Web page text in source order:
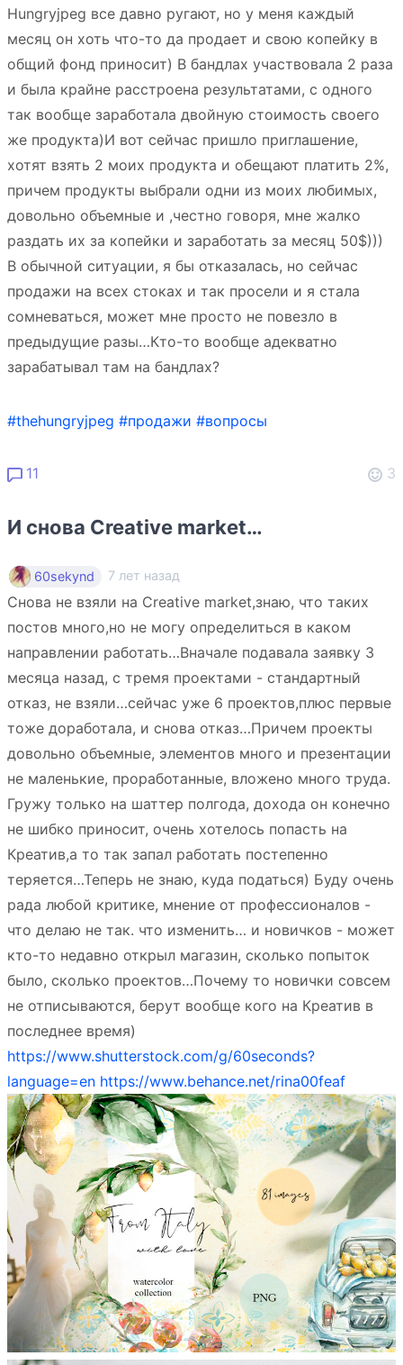
Hungryjpeg все давно ругают, но у меня каждый
месяц он хоть что-то да продает и свою копейку в
общий фонд приносит) В бандлах участвовала 2 раза
и была крайне расстроена результатами, с одного
так вообще заработала двойную стоимость своего
же продукта)И вот сейчас пришло приглашение,
хотят взять 2 моих продукта и обещают платить 2%,
причем продукты выбрали одни из моих любимых,
довольно объемные и ,честно говоря, мне жалко
раздать их за копейки и заработать за месяц 50$)))
В обычной ситуации, я бы отказалась, но сейчас
продажи на всех стоках и так просели и я стала
сомневаться, может мне просто не повезло в
предыдущие разы…Кто-то вообще адекватно
зарабатывал там на бандлах?
#thehungryjpeg #продажи #вопросы
11 3
И снова Creative market…
60sekynd 7 лет назад
Снова не взяли на Creative market,знаю, что таких
постов много,но не могу определиться в каком
направлении работать…Вначале подавала заявку 3
месяца назад, с тремя проектами - стандартный
отказ, не взяли…сейчас уже 6 проектов,плюс первые
тоже доработала, и снова отказ…Причем проекты
довольно объемные, элементов много и презентации
не маленькие, проработанные, вложено много труда.
Гружу только на шаттер полгода, дохода он конечно
не шибко приносит, очень хотелось попасть на
Креатив,а то так запал работать постепенно
теряется…Теперь не знаю, куда податься) Буду очень
рада любой критике, мнение от профессионалов -
что делаю не так. что изменить… и новичков - может
кто-то недавно открыл магазин, сколько попыток
было, сколько проектов…Почему то новички совсем
не отписываются, берут вообще кого на Креатив в
последнее время)
https://www.shutterstock.com/g/60seconds?
language=en https://www.behance.net/rina00feaf